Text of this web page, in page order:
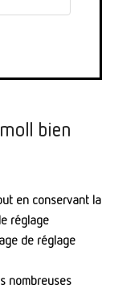
bien
en conservant la
le réglage
de réglage
nombreuses